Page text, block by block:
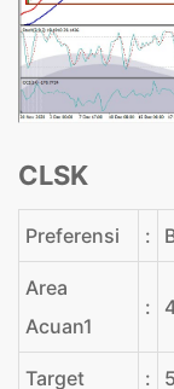
CLSK
Preferensi :
Area
Acuan1
:
Target :